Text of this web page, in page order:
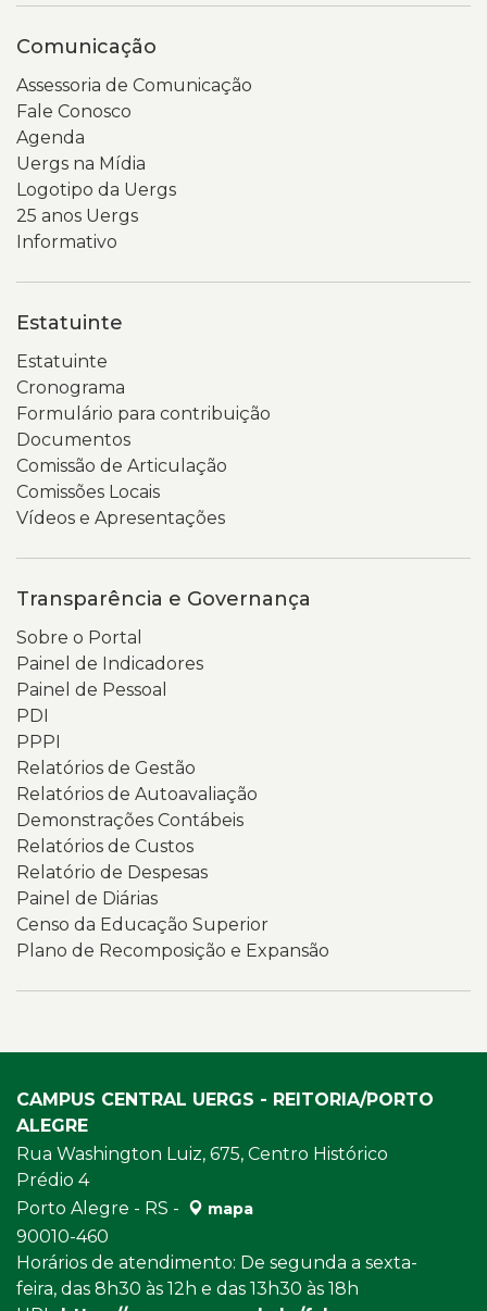
fundo
imagem
é
cinza-
claro
e
desfocado,
destacando
o
celular
e
as
mãos
que
o
seguram.
diferentes
como
indicadores,
pessoal,
PDI,
relatórios
e
demonstrativos.
No
da
página,
o
texto
de
boas-
vindas
apresenta
como
espaço
para
acesso
a
documentos,
relatórios,
indicadores
e
informações
institucionais
relacionadas
à
transparência
e
Universidade.
Comunicação
Assessoria de Comunicação
Fale Conosco
Agenda
Uergs na Mídia
Logotipo da Uergs
25 anos Uergs
Informativo
Estatuinte
Estatuinte
Cronograma
Formulário para contribuição
Documentos
Comissão de Articulação
Comissões Locais
Vídeos e Apresentações
Transparência e Governança
Sobre o Portal
Painel de Indicadores
Painel de Pessoal
PDI
PPPI
Relatórios de Gestão
Relatórios de Autoavaliação
Demonstrações Contábeis
Relatórios de Custos
Relatório de Despesas
Painel de Diárias
Censo da Educação Superior
Plano de Recomposição e Expansão
CAMPUS CENTRAL UERGS - REITORIA/PORTO
ALEGRE
Rua Washington Luiz, 675, Centro Histórico
Prédio 4
Porto Alegre - RS -
mapa
90010-460
Horários de atendimento: De segunda a sexta-
feira, das 8h30 às 12h e das 13h30 às 18h